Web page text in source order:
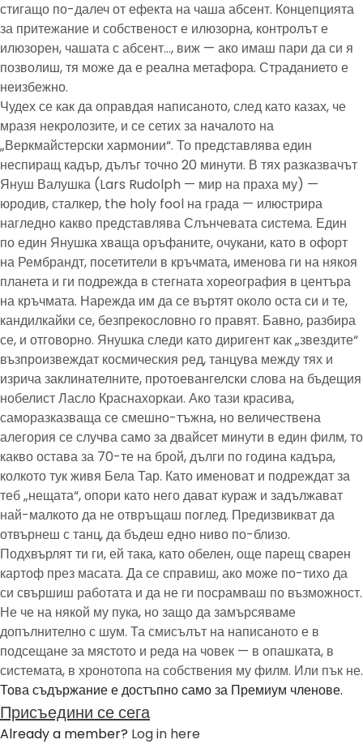
стигащо по-далеч от ефекта на чаша абсент. Концепцията
за притежание и собственост е илюзорна, контролът е
илюзорен, чашата с абсент…, виж — ако имаш пари да си я
позволиш, тя може да е реална метафора. Страданието е
неизбежно.
Чудех се как да оправдая написаното, след като казах, че
мразя некролозите, и се сетих за началото на
„Веркмайстерски хармонии“. То представлява един
неспиращ кадър, дълъг точно 20 минути. В тях разказвачът
Януш Валушка (Lars Rudolph — мир на праха му) —
юродив, сталкер, the holy fool на града — илюстрира
нагледно какво представлява Слънчевата система. Един
по един Янушка хваща оръфаните, очукани, като в офорт
на Рембрандт, посетители в кръчмата, именова ги на някоя
планета и ги подрежда в стегната хореография в центъра
на кръчмата. Нарежда им да се въртят около оста си и те,
кандилкайки се, безпрекословно го правят. Бавно, разбира
се, и отговорно. Янушка следи като диригент как „звездите“
възпроизвеждат космическия ред, танцува между тях и
изрича заклинателните, протоевангелски слова на бъдещия
нобелист Ласло Краснахоркаи. Ако тази красива,
саморазказваща се смешно-тъжна, но величествена
алегория се случва само за двайсет минути в един филм, то
какво остава за 70-те на брой, дълги по година кадъра,
колкото тук живя Бела Тар. Като именоват и подреждат за
теб „нещата“, опори като него дават кураж и задължават
най-малкото да не отвръщаш поглед. Предизвикват да
отвърнеш с танц, да бъдеш едно ниво по-близо.
Подхвърлят ти ги, ей така, като обелен, още парещ сварен
картоф през масата. Да се справиш, ако може по-тихо да
си свършиш работата и да не ги посрамваш по възможност.
Не че на някой му пука, но защо да замърсяваме
допълнително с шум. Та смисълът на написаното е в
подсещане за мястото и реда на човек — в опашката, в
системата, в хронотопа на собствения му филм. Или пък не.
Това съдържание е достъпно само за Премиум членове.
Присъедини се сега
Already a member? Log in here